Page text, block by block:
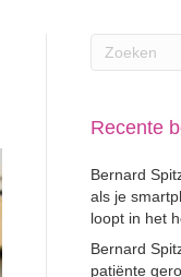
Recente
Bernard
als je
loopt in het
Bernard
patiënte